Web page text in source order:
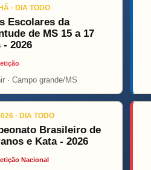
· DIA TODO
Escolares da
de MS 15 a 17
- 2026
· Campo grande/MS
· DIA TODO
Brasileiro de
e Kata - 2026
Nacional
Top Fight